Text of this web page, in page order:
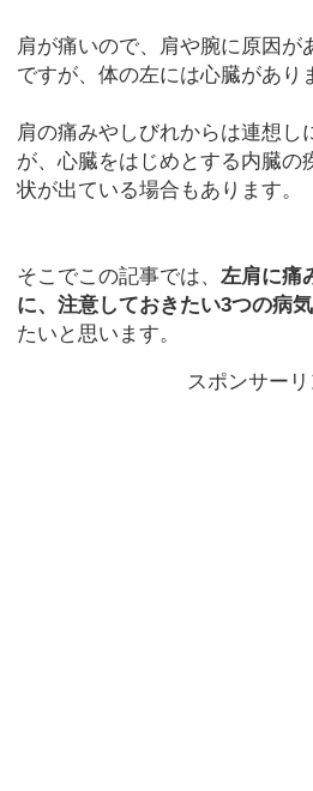
肩が痛いので、肩や腕に原因が
ですが、体の左には心臓があり
肩の痛みやしびれからは連想し
が、心臓をはじめとする内臓の
状が出ている場合もあります。
そこでこの記事では、左肩に痛
に、注意しておきたい3つの病気
たいと思います。
スポンサーリ